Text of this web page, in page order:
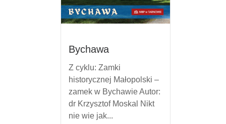
Bychawa
Z cyklu: Zamki
historycznej Małopolski –
zamek w Bychawie Autor:
dr Krzysztof Moskal Nikt
nie wie jak...